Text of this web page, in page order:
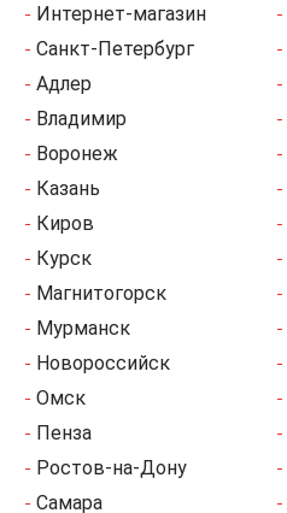
Интернет-магазин
Санкт-Петербург
Адлер
Владимир
Воронеж
Казань
Киров
Курск
Магнитогорск
Мурманск
Новороссийск
Омск
Пенза
Ростов-на-Дону
Самара